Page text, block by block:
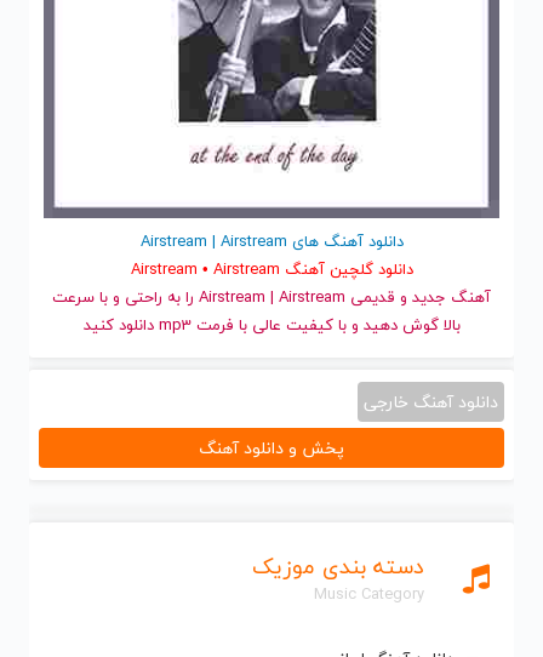
دسته بندی موزیک
Music Category
دانلود آهنگ های Airstream | Airstream
دانلود گلچین آهنگ Airstream • Airstream
آهنگ جدید
و قدیمی Airstream | Airstream را به راحتی و با سرعت
بالا گوش دهید و با کیفیت عالی با فرمت mp3 دانلود کنید
دانلود آهنگ خارجی
پخش و دانلود آهنگ